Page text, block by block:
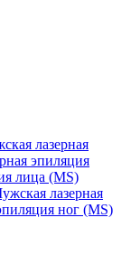
лазерная
эпиляция
лица (MS)
лазерная
ног (MS)